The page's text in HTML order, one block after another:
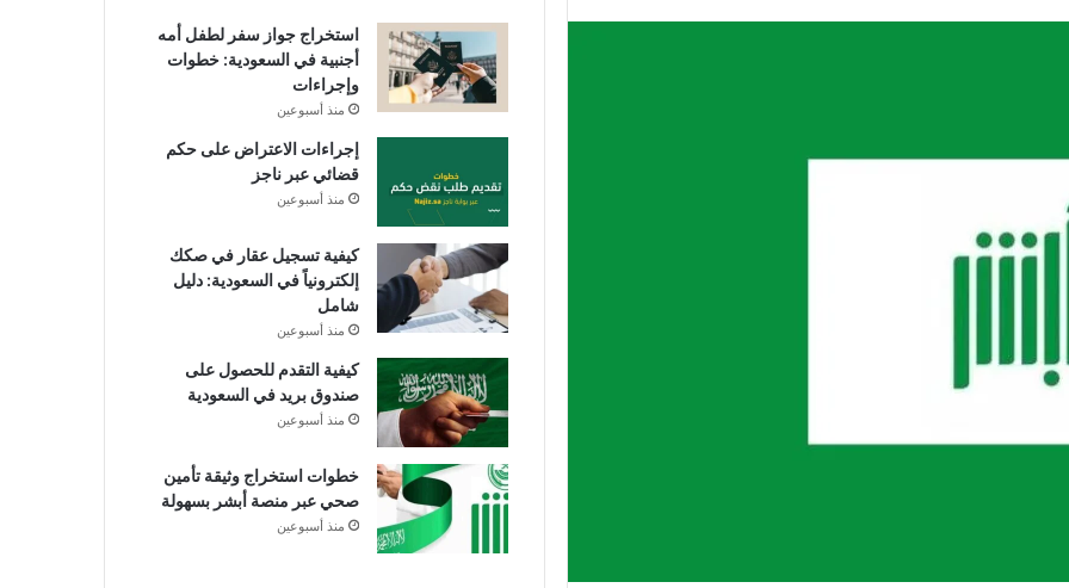
استخراج جواز سفر لطفل أمه
أجنبية في السعودية: خطوات
وإجراءات
منذ أسبوعين
إجراءات الاعتراض على حكم
قضائي عبر ناجز
منذ أسبوعين
كيفية تسجيل عقار في صكك
إلكترونياً في السعودية: دليل
شامل
منذ أسبوعين
كيفية التقدم للحصول على
صندوق بريد في السعودية
منذ أسبوعين
خطوات استخراج وثيقة تأمين
صحي عبر منصة أبشر بسهولة
منذ أسبوعين